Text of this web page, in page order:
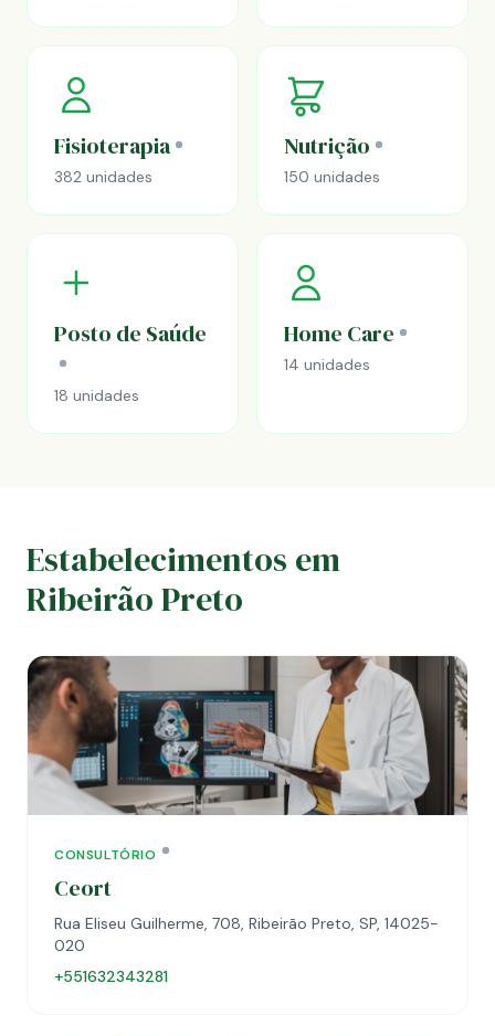
Fisioterapia
382 unidades
Nutrição
150 unidades
Posto de Saúde
18 unidades
Home Care
14 unidades
Estabelecimentos em
Ribeirão Preto
CONSULTÓRIO
Ceort
Rua Eliseu Guilherme, 708, Ribeirão Preto, SP, 14025-
020
+551632343281